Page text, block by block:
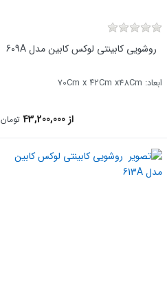
روشویی کابینتی لوکس کابین مدل 609A
ابعاد: 70Cm x ۴2Cm x48Cm
از 43,200,000 تومان